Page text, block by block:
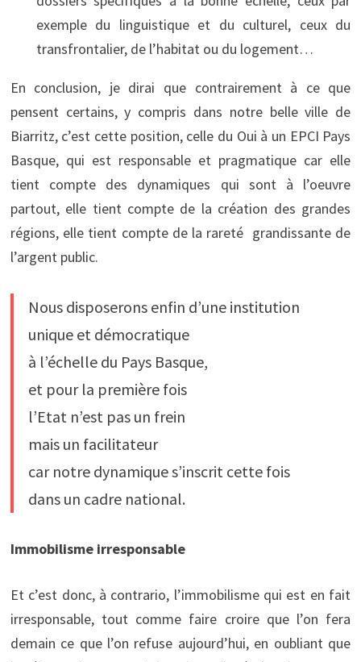
exemple du linguistique et du culturel, ceux du
transfrontalier, de l’habitat ou du logement…
En conclusion, je dirai que contrairement à ce que
pensent certains, y compris dans notre belle ville de
Biarritz, c’est cette position, celle du Oui à un EPCI Pays
Basque, qui est responsable et pragmatique car elle
tient compte des dynamiques qui sont à l’oeuvre
partout, elle tient compte de la création des grandes
régions, elle tient compte de la rareté grandissante de
l’argent public.
Nous disposerons enfin d’une institution
unique et démocratique
à l’échelle du Pays Basque,
et pour la première fois
l’Etat n’est pas un frein
mais un facilitateur
car notre dynamique s’inscrit cette fois
dans un cadre national.
Immobilisme irresponsable
Et c’est donc, à contrario, l’immobilisme qui est en fait
irresponsable, tout comme faire croire que l’on fera
demain ce que l’on refuse aujourd’hui, en oubliant que